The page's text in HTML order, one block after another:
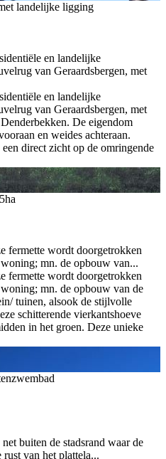
landelijke ligging
en landelijke
van Geraardsbergen, met
en landelijke
van Geraardsbergen, met
De eigendom
en weides achteraan.
direct zicht op de omringende
fermette wordt doorgetrokken
mn. de opbouw van...
fermette wordt doorgetrokken
mn. de opbouw van de
tuinen, alsook de stijlvolle
schitterende vierkantshoeve
in het groen. Deze unieke
buiten de stadsrand waar de
van het plattela...